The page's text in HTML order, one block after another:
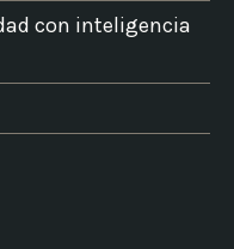
con inteligencia